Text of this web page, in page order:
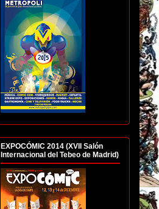
EXPOCÓMIC 2014 (XVII Salón
Internacional del Tebeo de Madrid)